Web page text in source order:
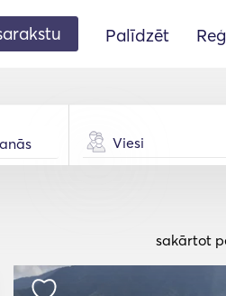
Palīdzēt
Viesi
sakārtot